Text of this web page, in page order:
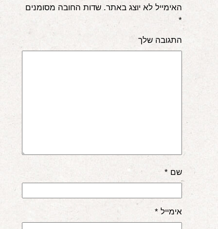
הבלוג
במתנה!
האימייל לא יוצג באתר.שדות החובה מסומנים
*
התגובה שלך
שם *
אימייל *